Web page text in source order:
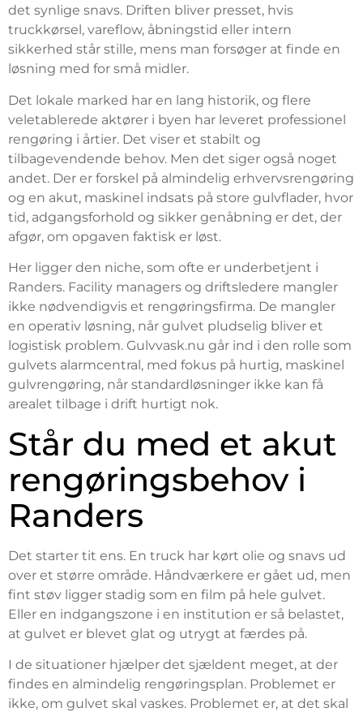
det synlige snavs. Driften bliver presset, hvis
truckkørsel, vareflow, åbningstid eller intern
sikkerhed står stille, mens man forsøger at finde en
løsning med for små midler.
Det lokale marked har en lang historik, og flere
veletablerede aktører i byen har leveret professionel
rengøring i årtier. Det viser et stabilt og
tilbagevendende behov. Men det siger også noget
andet. Der er forskel på almindelig erhvervsrengøring
og en akut, maskinel indsats på store gulvflader, hvor
tid, adgangsforhold og sikker genåbning er det, der
afgør, om opgaven faktisk er løst.
Her ligger den niche, som ofte er underbetjent i
Randers. Facility managers og driftsledere mangler
ikke nødvendigvis et rengøringsfirma. De mangler
en operativ løsning, når gulvet pludselig bliver et
logistisk problem. Gulvvask.nu går ind i den rolle som
gulvets alarmcentral, med fokus på hurtig, maskinel
gulvrengøring, når standardløsninger ikke kan få
arealet tilbage i drift hurtigt nok.
Står du med et akut
rengøringsbehov i
Randers
Det starter tit ens. En truck har kørt olie og snavs ud
over et større område. Håndværkere er gået ud, men
fint støv ligger stadig som en film på hele gulvet.
Eller en indgangszone i en institution er så belastet,
at gulvet er blevet glat og utrygt at færdes på.
I de situationer hjælper det sjældent meget, at der
findes en almindelig rengøringsplan. Problemet er
ikke, om gulvet skal vaskes. Problemet er, at det skal